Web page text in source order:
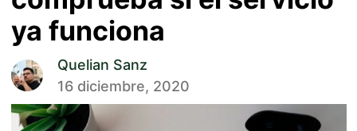
ya funciona
Quelian Sanz
16 diciembre, 2020